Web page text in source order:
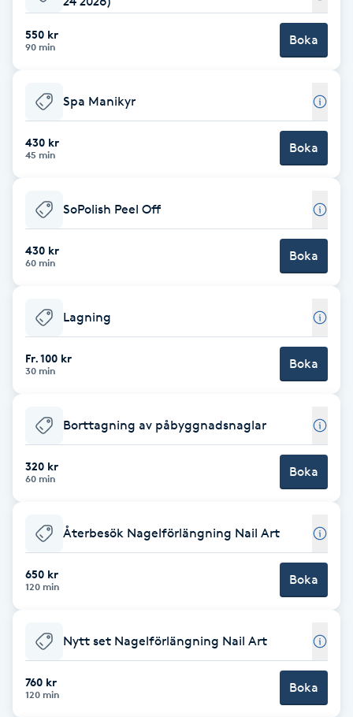
Babylights
Balayage
Barber
Barnklippning
BIAB
Blowout
Bottenfärg
Brynfärgning
Brynplockning
Celluliter
Color correction
Cryoterapi
550 kr
90 min Boka
Spa Manikyr
430 kr
45 min Boka
SoPolish Peel Off
430 kr
60 min Boka
Lagning
Fr. 100 kr
30 min Boka
Borttagning av påbyggnadsnaglar
320 kr
60 min Boka
Återbesök Nagelförlängning Nail Art
650 kr
120 min Boka
Nytt set Nagelförlängning Nail Art
760 kr
120 min Boka